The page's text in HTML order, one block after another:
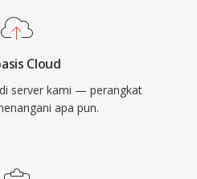
utama.
Cloud
server kami — perangkat
apa pun.